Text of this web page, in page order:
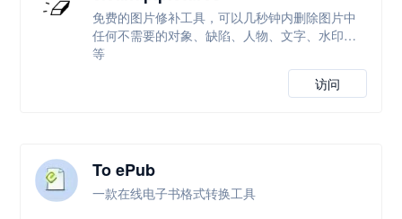
免费的图片修补工具，可以几秒钟内删除图片中
任何不需要的对象、缺陷、人物、文字、水印等
等
访问
To ePub
一款在线电子书格式转换工具